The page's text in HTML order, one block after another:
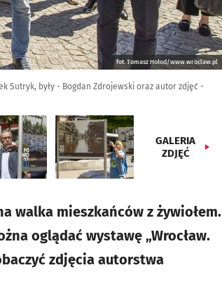
fot. Tomasz Hołod/www.wroclaw.pl
Sutryk, były - Bogdan Zdrojewski oraz autor zdjęć -
GALERIA
ZDJĘĆ
walka mieszkańców z żywiołem.
oglądać wystawę „Wrocław.
zdjęcia autorstwa